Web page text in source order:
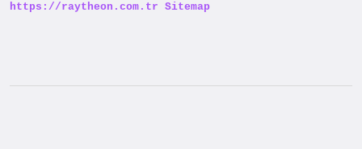
https://raytheon.com.tr Sitemap